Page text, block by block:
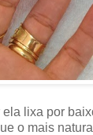
lixa por
o mais